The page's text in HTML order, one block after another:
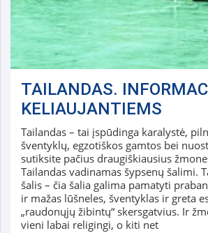
TAILANDAS.
KELIAUJANTIEMS
Tailandas – tai įspūdinga karalystė,
šventyklų, egzotiškos gamtos bei
sutiksite pačius draugiškiausius
Tailandas vadinamas šypsenų šalimi.
šalis – čia šalia galima pamatyti
ir mažas lūšneles, šventyklas ir greta
„raudonųjų žibintų“ skersgatvius. Ir
vieni labai religingi, o kiti net